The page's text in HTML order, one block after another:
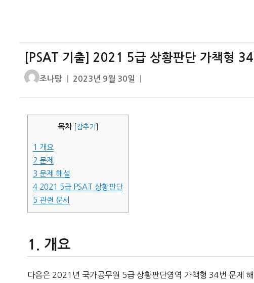
[PSAT 기출] 2021 5급 상황판단 가책형
글
조나탕
작
자
2023년 9월 30일
목차 감추기
1 개요
2 문제
3 문제 해설
4 2021 5급 PSAT 상황판단
5 관련 문서
개요
다음은 2021년 국가공무원 5급 상황판단영역 가책형 34번 문제 해